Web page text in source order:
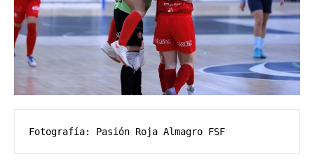
Fotografía: Pasión Roja Almagro FSF